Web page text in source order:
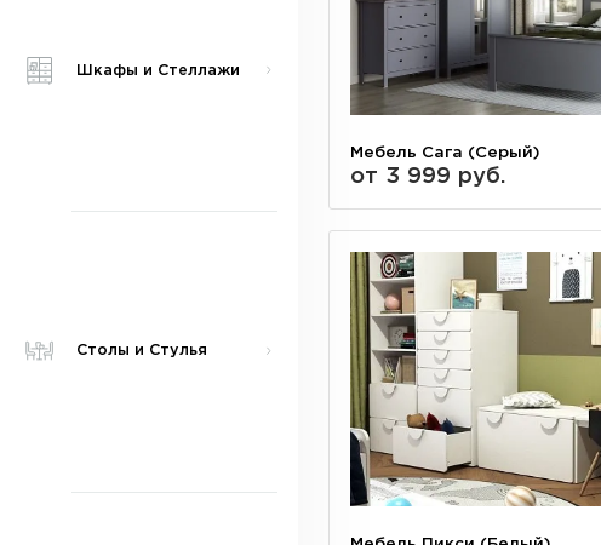
Шкафы и Стеллажи
Столы и Стулья
Мебель Сага (Серый)
от 3 999 руб.